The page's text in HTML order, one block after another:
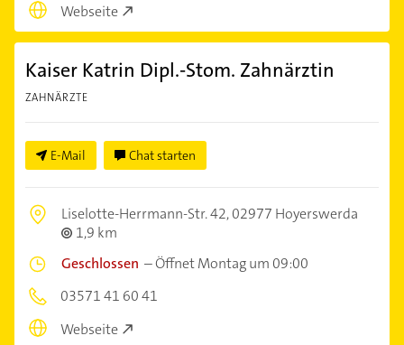
Webseite
Kaiser Katrin Dipl.-Stom. Zahnärztin
ZAHNÄRZTE
E-Mail Chat starten
Liselotte-Herrmann-Str. 42,02977 Hoyerswerda
1,9 km
Geschlossen –Öffnet Montag um 09:00
03571 41 60 41
Webseite